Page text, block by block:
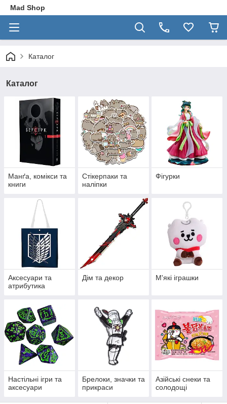
Mad Shop
Каталог
Каталог
Манґа, комікси та
книги
Стікерпаки та
наліпки
Фігурки
Аксесуари та
атрибутика
Дім та декор М'які іграшки
Настільні ігри та
аксесуари
Брелоки, значки та
прикраси
Азійські снеки та
солодощі